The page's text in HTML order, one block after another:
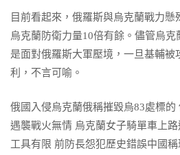
目前看起來，俄羅斯與烏克蘭戰力懸
烏克蘭防衛力量10倍有餘。儘管烏
是面對俄羅斯大軍壓境，一旦基輔被
利，不言可喻。
俄國入侵烏克蘭俄稱摧毀烏83處標
遇襲戰火無情 烏克蘭女子騎單車上
工具有限 前防長怨犯歷史錯誤中國